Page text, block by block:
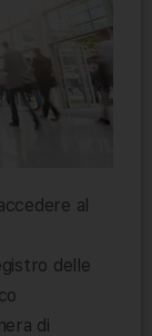
al
delle
di